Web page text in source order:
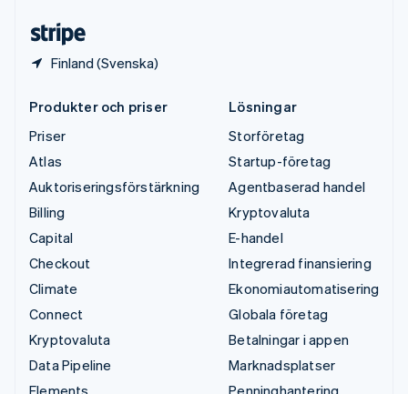
Finland (Svenska)
Produkter och priser
Priser
Atlas
Auktoriseringsförstärkning
Billing
Capital
Checkout
Climate
Connect
Kryptovaluta
Data Pipeline
Elements
Lösningar
Storföretag
Startup-företag
Agentbaserad handel
Kryptovaluta
E-handel
Integrerad finansiering
Ekonomiautomatisering
Globala företag
Betalningar i appen
Marknadsplatser
Penninghantering